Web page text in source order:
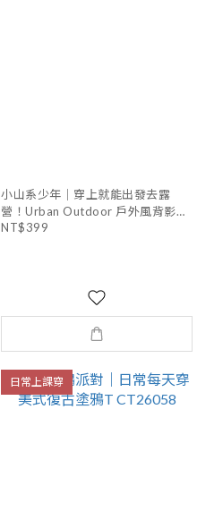
小山系少年｜穿上就能出發去露
營！Urban Outdoor 戶外風背影T
CT26054
NT$399
日常上課穿